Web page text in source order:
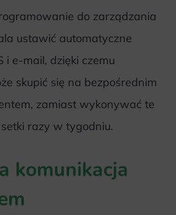
do zarządzania
ustawić automatyczne
i e-mail, dzięki czemu
skupić się na bezpośrednim
zamiast wykonywać te
razy w tygodniu.
komunikacja